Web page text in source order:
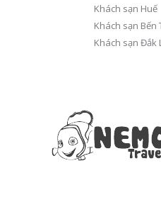
Khách sạn Huế
Khách sạn Bến
Khách sạn Đắk